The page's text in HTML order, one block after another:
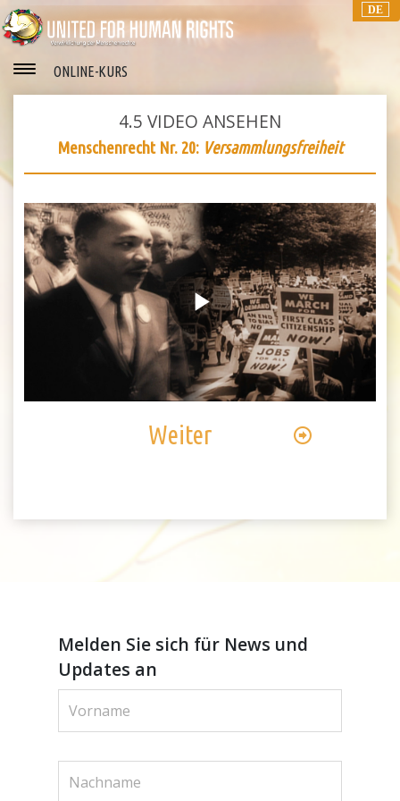
DE
ONLINE-KURS
4.5 VIDEO ANSEHEN
Menschenrecht Nr. 20: Versammlungsfreiheit
Play
Video
Weiter
Melden Sie sich für News und
Updates an